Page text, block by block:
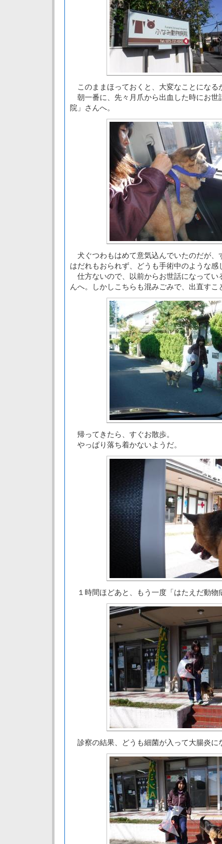
このままほっておくと、大変なことになる
朝一番に、先々月爪から出血した時にお世
院」さんへ。
犬ぐつわもはめて意気込んでいたのだが、
はだれもおられず、どうも手術中のような感
仕方ないので、以前からお世話になってい
んへ。しかしこちらも混みごみで、出直すこ
帰ってきたら、すぐお散歩。
やっぱり落ち着かないようだ。
１時間ほどあと、もう一度「はたえだ動物
診察の結果、どうも細菌が入って大腸炎に